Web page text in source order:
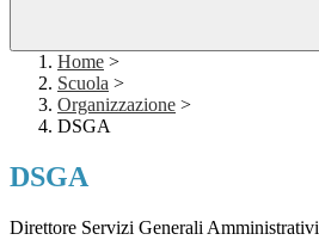
Home >
Scuola >
Organizzazione >
DSGA
DSGA
Direttore Servizi Generali Amministrativi